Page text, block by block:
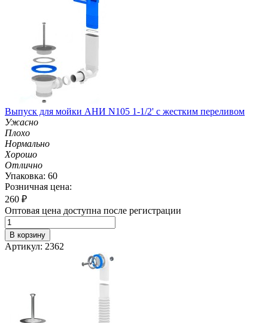
Выпуск для мойки АНИ N105 1-1/2' с жестким переливом
Ужасно
Плохо
Нормально
Хорошо
Отлично
Упаковка: 60
Розничная цена:
260 ₽
Оптовая цена доступна после регистрации
В корзину
Артикул: 2362